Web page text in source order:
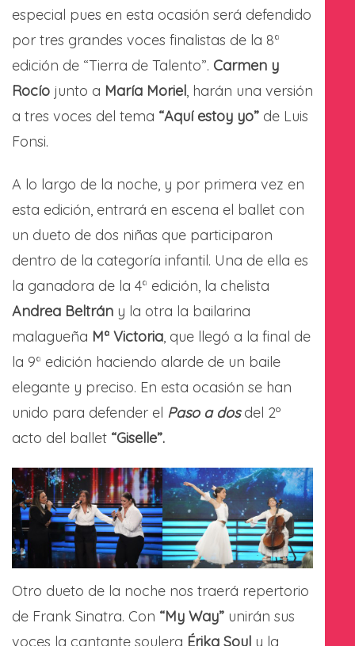
especial pues en esta ocasión será defendido
por tres grandes voces finalistas de la 8ª
edición de “Tierra de Talento”. Carmen y
Rocío junto a María Moriel, harán una versión
a tres voces del tema “Aquí estoy yo” de Luis
Fonsi.
A lo largo de la noche, y por primera vez en
esta edición, entrará en escena el ballet con
un dueto de dos niñas que participaron
dentro de la categoría infantil. Una de ella es
la ganadora de la 4ª edición, la chelista
Andrea Beltrán y la otra la bailarina
malagueña Mª Victoria, que llegó a la final de
la 9ª edición haciendo alarde de un baile
elegante y preciso. En esta ocasión se han
unido para defender el Paso a dosdel 2º
acto del ballet “Giselle”.
Otro dueto de la noche nos traerá repertorio
de Frank Sinatra. Con “My Way” unirán sus
voces la cantante soulera Érika Soul y la